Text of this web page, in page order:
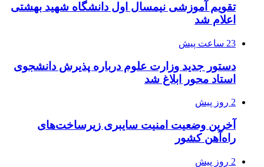
تقویم آموزشی نیمسال اول دانشگاه شهید بهشتی
اعلام شد
23 ساعت پیش
دستور جدید وزارت علوم درباره پذیرش دانشجوی
استاد محور ابلاغ شد
2 روز پیش
آخرین وضعیت امنیت سایبری زیرساخت‌های
راه‌آهن کشور
2 روز پیش